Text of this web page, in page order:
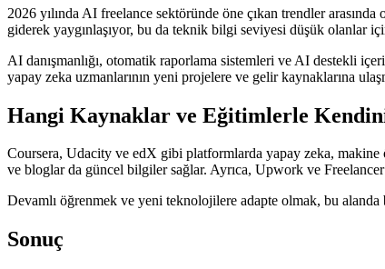
2026 yılında AI freelance sektöründe öne çıkan trendler
giderek yaygınlaşıyor, bu da teknik bilgi seviyesi düşük olanlar
AI danışmanlığı, otomatik raporlama sistemleri ve AI destekli
yapay zeka uzmanlarının yeni projelere ve gelir kaynaklarına
Hangi Kaynaklar ve Eğitimlerle
Coursera, Udacity ve edX gibi platformlarda yapay zeka,
ve bloglar da güncel bilgiler sağlar. Ayrıca, Upwork ve
Devamlı öğrenmek ve yeni teknolojilere adapte olmak, bu alanda
Sonuç